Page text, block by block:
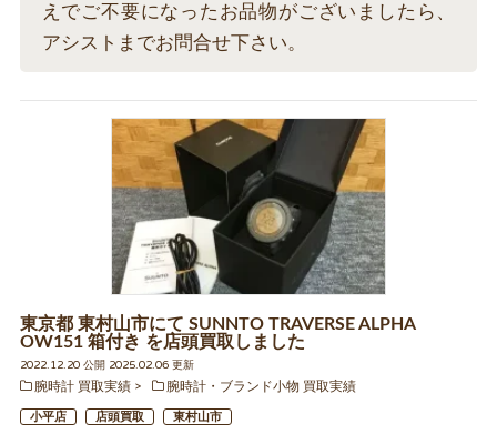
えでご不要になったお品物がございましたら、
アシストまでお問合せ下さい。
東京都 東村山市にて SUNNTO TRAVERSE ALPHA
OW151 箱付き を店頭買取しました
2022.12.20 公開 2025.02.06 更新
腕時計 買取実績
腕時計・ブランド小物 買取実績
小平店 店頭買取 東村山市